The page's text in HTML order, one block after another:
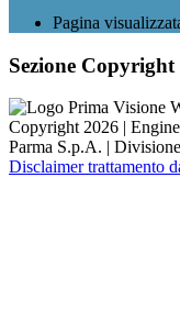
Pagina
Sezione Copyright
Copyright 2026 |
Parma S.p.A. |
Disclaimer trattamento